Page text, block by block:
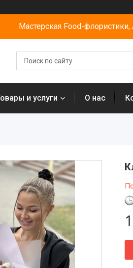
Мастерская Food-
и услуги О нас